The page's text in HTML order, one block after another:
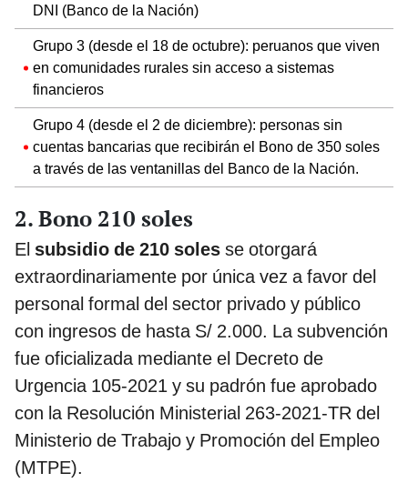
DNI (Banco de la Nación)
Grupo 3 (desde el 18 de octubre): peruanos que viven
en comunidades rurales sin acceso a sistemas
financieros
Grupo 4 (desde el 2 de diciembre): personas sin
cuentas bancarias que recibirán el Bono de 350 soles
a través de las ventanillas del Banco de la Nación.
2. Bono 210 soles
El subsidio de 210 soles se otorgará
extraordinariamente por única vez a favor del
personal formal del sector privado y público
con ingresos de hasta S/ 2.000. La subvención
fue oficializada mediante el Decreto de
Urgencia 105-2021 y su padrón fue aprobado
con la Resolución Ministerial 263-2021-TR del
Ministerio de Trabajo y Promoción del Empleo
(MTPE).